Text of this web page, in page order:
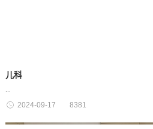
儿科
2024-09-17 8381